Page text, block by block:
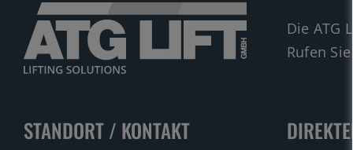
Die ATG
Rufen
STANDORT / KONTAKT